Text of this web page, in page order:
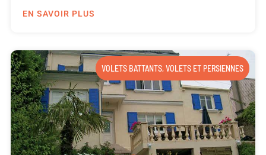
EN SAVOIR PLUS
VOLETS BATTANTS,VOLETS ET PERSIENNES